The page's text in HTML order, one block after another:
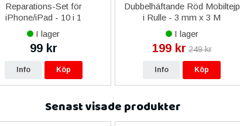
Reparations-Set för
iPhone/iPad - 10 i 1
I lager
99 kr
Info Köp
Dubbelhäftande Röd Mobiltejp
i Rulle - 3 mm x 3 M
I lager
199 kr 249 kr
Info Köp
Senast visade produkter